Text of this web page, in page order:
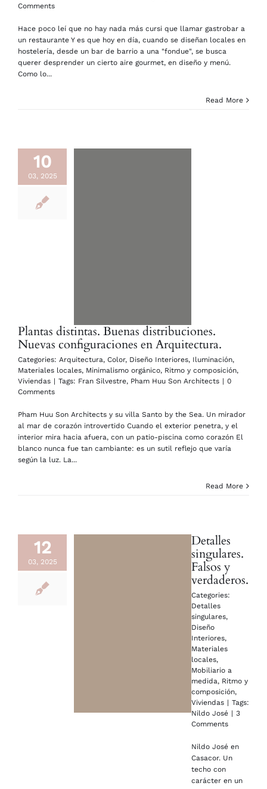
Comments
Hace poco leí que no hay nada más cursi que llamar gastrobar a
un restaurante Y es que hoy en día, cuando se diseñan locales en
hostelería, desde un bar de barrio a una "fondue", se busca
querer desprender un cierto aire gourmet, en diseño y menú.
Como lo...
Read More
10
03, 2025
Plantas distintas. Buenas distribuciones.
Nuevas configuraciones en Arquitectura.
Categories: Arquitectura, Color, Diseño Interiores, Iluminación,
Materiales locales, Minimalismo orgánico, Ritmo y composición,
Viviendas | Tags: Fran Silvestre, Pham Huu Son Architects | 0
Comments
Pham Huu Son Architects y su villa Santo by the Sea. Un mirador
al mar de corazón introvertido Cuando el exterior penetra, y el
interior mira hacia afuera, con un patio-piscina como corazón El
blanco nunca fue tan cambiante: es un sutil reflejo que varía
según la luz. La...
Read More
12
03, 2025
Detalles
singulares.
Falsos y
verdaderos.
Categories:
Detalles
singulares,
Diseño
Interiores,
Materiales
locales,
Mobiliario a
medida, Ritmo y
composición,
Viviendas | Tags:
Nildo José | 3
Comments
Nildo José en
Casacor. Un
techo con
carácter en un